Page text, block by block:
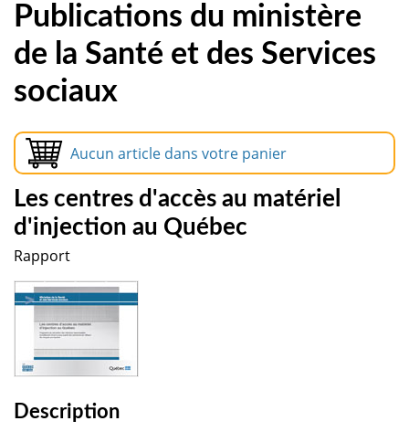
Publications du ministère
de la Santé et des Services
sociaux
Aucun article dans votre panier
Les centres d'accès au matériel
d'injection au Québec
Rapport
Description